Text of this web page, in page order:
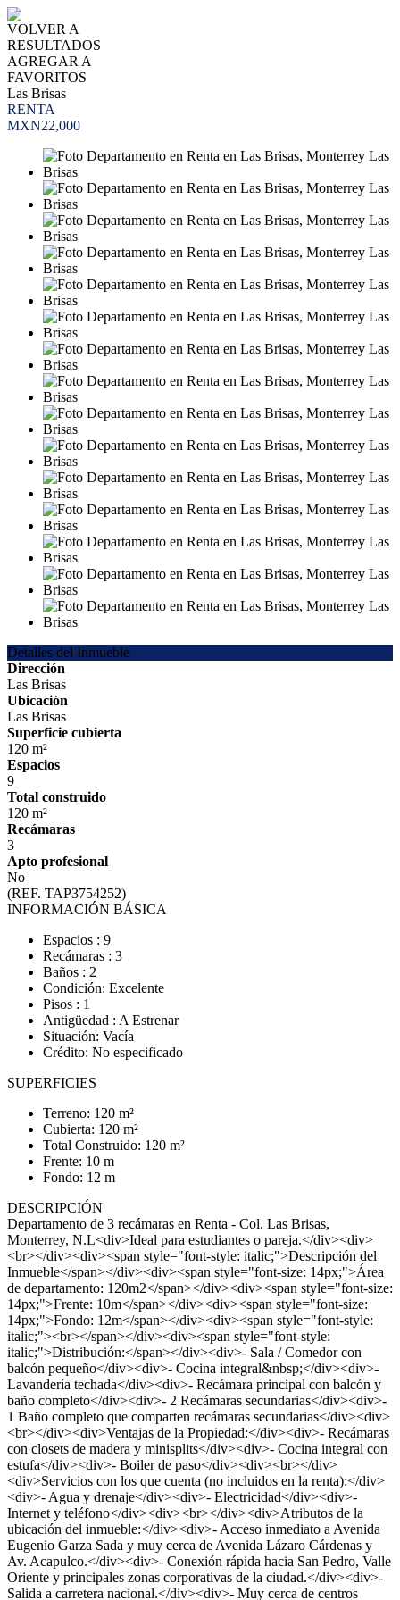
VOLVER A
RESULTADOS
AGREGAR A
FAVORITOS
Las Brisas
RENTA
MXN22,000
Detalles del Inmueble
Dirección
Las Brisas
Ubicación
Las Brisas
Superficie cubierta
120 m²
Espacios
9
Total construido
120 m²
Recámaras
3
Apto profesional
No
(REF. TAP3754252)
INFORMACIÓN BÁSICA
Espacios : 9
Recámaras : 3
Baños : 2
Condición: Excelente
Pisos : 1
Antigüedad : A Estrenar
Situación: Vacía
Crédito: No especificado
SUPERFICIES
Terreno: 120 m²
Cubierta: 120 m²
Total Construido: 120 m²
Frente: 10 m
Fondo: 12 m
DESCRIPCIÓN
Departamento de 3 recámaras en Renta - Col. Las Brisas,
Monterrey, N.L<div>Ideal para estudiantes o pareja.</div><div>
<br></div><div><span style="font-style: italic;">Descripción del
Inmueble</span></div><div><span style="font-size: 14px;">Área
de departamento: 120m2</span></div><div><span style="font-size:
14px;">Frente: 10m</span></div><div><span style="font-size:
14px;">Fondo: 12m</span></div><div><span style="font-style:
italic;"><br></span></div><div><span style="font-style:
italic;">Distribución:</span></div><div>- Sala / Comedor con
balcón pequeño</div><div>- Cocina integral&nbsp;</div><div>-
Lavandería techada</div><div>- Recámara principal con balcón y
baño completo</div><div>- 2 Recámaras secundarias</div><div>-
1 Baño completo que comparten recámaras secundarias</div><div>
<br></div><div>Ventajas de la Propiedad:</div><div>- Recámaras
con closets de madera y minisplits</div><div>- Cocina integral con
estufa</div><div>- Boiler de paso</div><div><br></div>
<div>Servicios con los que cuenta (no incluidos en la renta):</div>
<div>- Agua y drenaje</div><div>- Electricidad</div><div>-
Internet y teléfono</div><div><br></div><div>Atributos de la
ubicación del inmueble:</div><div>- Acceso inmediato a Avenida
Eugenio Garza Sada y muy cerca de Avenida Lázaro Cárdenas y
Av. Acapulco.</div><div>- Conexión rápida hacia San Pedro, Valle
Oriente y principales zonas corporativas de la ciudad.</div><div>-
Salida a carretera nacional.</div><div>- Muy cerca de centros